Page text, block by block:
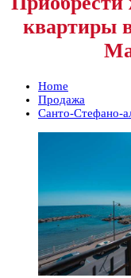
квартиры
Home
Продажа
Санто-Стефано-